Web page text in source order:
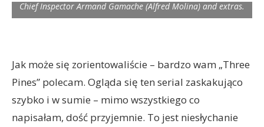
Chief Inspector Armand Gamache (Alfred Molina) and extras.
Jak może się zorientowaliście – bardzo wam „Three
Pines” polecam. Ogląda się ten serial zaskakująco
szybko i w sumie – mimo wszystkiego co
napisałam, dość przyjemnie. To jest niesłychanie